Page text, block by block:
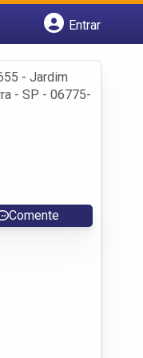
Entrar
- Jardim
- SP - 06775-
Comente